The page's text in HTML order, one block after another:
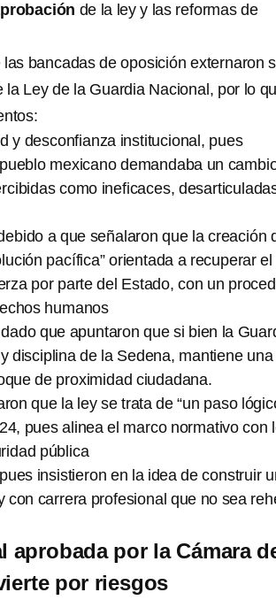
de la ley y las reformas de
bancadas de oposición externaron
Ley de la Guardia Nacional, por lo
y desconfianza institucional, pues
mexicano demandaba un
como ineficaces,
a que señalaron que la creación
pacífica” orientada a recuperar el
por parte del Estado, con un
humanos
que apuntaron que si bien la
disciplina de la Sedena, mantiene una
de proximidad ciudadana.
que la ley se trata de “un paso
pues alinea el marco normativo con
pública
insistieron en la idea de construir
carrera profesional que no sea
aprobada por la Cámara
por riesgos